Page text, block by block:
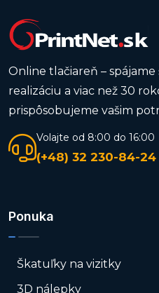
Online tlačiareň –
realizáciu a viac než 30
prispôsobujeme vašim
Volajte od 8:00 do 16:00
(+48) 32 230-84-24
Ponuka
Škatuľky na vizitky
3D nálepky